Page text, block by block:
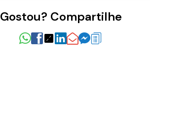
Gostou? Compartilhe